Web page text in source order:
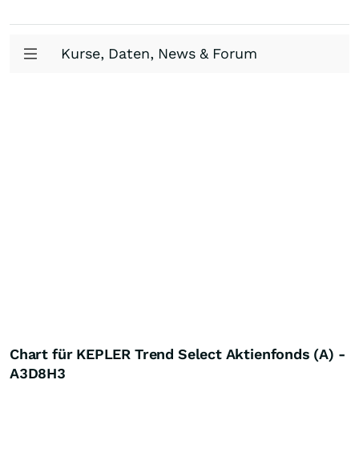
Kurse, Daten, News & Forum
Chart für KEPLER Trend Select Aktienfonds (A) -
A3D8H3